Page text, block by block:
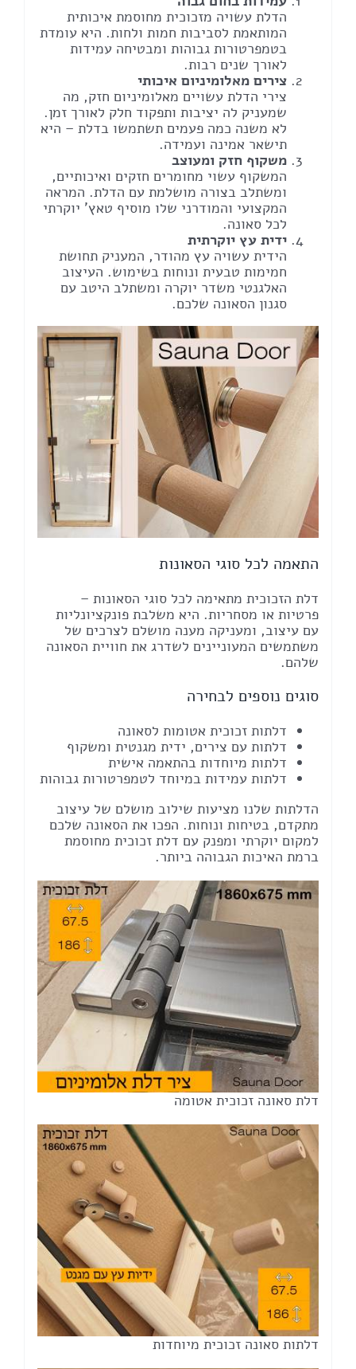
הדלת עשויה מזכוכית מחוסמת איכותית
המותאמת לסביבות חמות ולחות. היא עומדת
בטמפרטורות גבוהות ומבטיחה עמידות
לאורך שנים רבות.
צירים מאלומיניום איכותי
צירי הדלת עשויים מאלומיניום חזק, מה
שמעניק לה יציבות ותפקוד חלק לאורך זמן.
לא משנה כמה פעמים תשתמשו בדלת – היא
תישאר אמינה ועמידה.
משקוף חזק ומעוצב
המשקוף עשוי מחומרים חזקים ואיכותיים,
ומשתלב בצורה מושלמת עם הדלת. המראה
המקצועי והמודרני שלו מוסיף טאץ' יוקרתי
לכל סאונה.
ידית עץ יוקרתית
הידית עשויה עץ מהודר, המעניק תחושת
חמימות טבעית ונוחות בשימוש. העיצוב
האלגנטי משדר יוקרה ומשתלב היטב עם
סגנון הסאונה שלכם.
התאמה לכל סוגי הסאונות
דלת הזכוכית מתאימה לכל סוגי הסאונות –
פרטיות או מסחריות. היא משלבת פונקציונליות
עם עיצוב, ומעניקה מענה מושלם לצרכים של
משתמשים המעוניינים לשדרג את חוויית הסאונה
שלהם.
סוגים נוספים לבחירה
דלתות זכוכית אטומות לסאונה
דלתות עם צירים, ידית מגנטית ומשקוף
דלתות מיוחדות בהתאמה אישית
דלתות עמידות במיוחד לטמפרטורות גבוהות
הדלתות שלנו מציעות שילוב מושלם של עיצוב
מתקדם, בטיחות ונוחות. הפכו את הסאונה שלכם
למקום יוקרתי ומפנק עם דלת זכוכית מחוסמת
ברמת האיכות הגבוהה ביותר.
דלת סאונה זכוכית אטומה
דלתות סאונה זכוכית מיוחדות